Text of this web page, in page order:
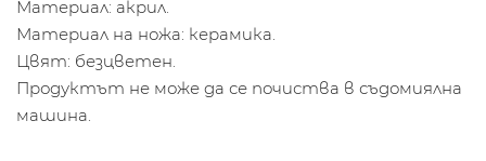
Материал: акрил.
Материал на ножа: керамика.
Цвят: безцветен.
Продуктът не може да се почиства в съдомиялна
машина.